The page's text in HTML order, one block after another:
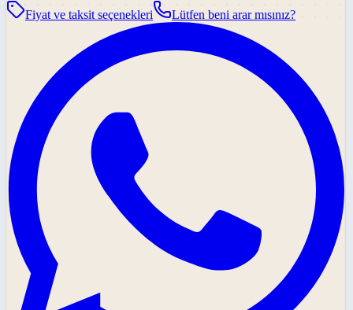
Fiyat ve taksit seçenekleri
Lütfen beni arar mısınız?